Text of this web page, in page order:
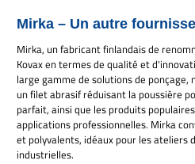
Mirka – Un autre
Mirka, un fabricant finlandais de
Kovax en termes de qualité et
large gamme de solutions de
un filet abrasif réduisant la poussière
parfait, ainsi que les produits populaires
applications professionnelles. Mirka
et polyvalents, idéaux pour les ateliers
industrielles.